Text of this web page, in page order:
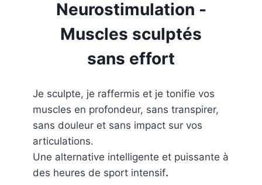
Neurostimulation -
Muscles sculptés
sans effort
Je sculpte, je raffermis et je tonifie vos
muscles en profondeur, sans transpirer,
sans douleur et sans impact sur vos
articulations.
Une alternative intelligente et puissante à
des heures de sport intensif.